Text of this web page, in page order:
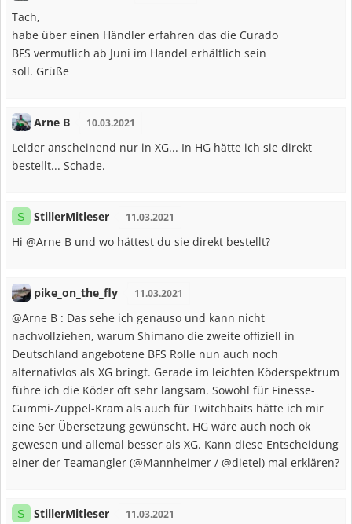
Tach,
habe über einen Händler erfahren das die Curado
BFS vermutlich ab Juni im Handel erhältlich sein
soll. Grüße
Arne B 10.03.2021
Leider anscheinend nur in XG... In HG hätte ich sie direkt
bestellt... Schade.
S StillerMitleser 11.03.2021
Hi @Arne B und wo hättest du sie direkt bestellt?
pike_on_the_fly 11.03.2021
@Arne B : Das sehe ich genauso und kann nicht
nachvollziehen, warum Shimano die zweite offiziell in
Deutschland angebotene BFS Rolle nun auch noch
alternativlos als XG bringt. Gerade im leichten Köderspektrum
führe ich die Köder oft sehr langsam. Sowohl für Finesse-
Gummi-Zuppel-Kram als auch für Twitchbaits hätte ich mir
eine 6er Übersetzung gewünscht. HG wäre auch noch ok
gewesen und allemal besser als XG. Kann diese Entscheidung
einer der Teamangler (@Mannheimer / @dietel) mal erklären?
S StillerMitleser 11.03.2021